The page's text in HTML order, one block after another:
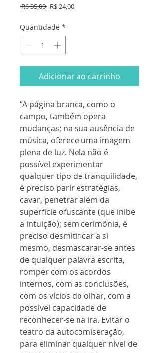
R$ 35,00 Preço
R$ 24,00Preço
Quantidade *
Adicionar ao carrinho
“A página branca, como o
campo, também opera
mudanças; na sua ausência de
música, oferece uma imagem
plena de luz. Nela não é
possível experimentar
qualquer tipo de tranquilidade,
é preciso parir estratégias,
cavar, penetrar além da
superfície ofuscante (que inibe
a intuição); sem cerimônia, é
preciso desmitificar a si
mesmo, desmascarar-se antes
de qualquer palavra escrita,
romper com os acordos
internos, com as conclusões,
com os vícios do olhar, com a
possível capacidade de
reconhecer-se na ira. Evitar o
teatro da autocomiseração,
para eliminar qualquer nível de